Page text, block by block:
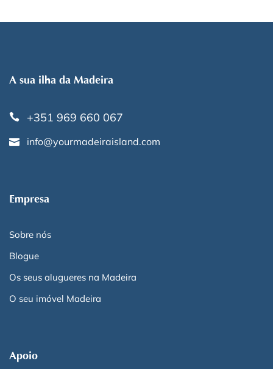
A sua ilha da Madeira
+351 969 660 067
info@yourmadeiraisland.com
Empresa
Sobre nós
Blogue
Os seus alugueres na Madeira
O seu imóvel Madeira
Apoio